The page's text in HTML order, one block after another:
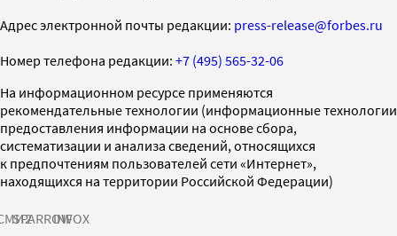
Адрес электронной почты редакции: press-release@forbes.ru
Номер телефона редакции: +7 (495) 565-32-06
На информационном ресурсе применяются
рекомендательные технологии (информационные технологии
предоставления информации на основе сбора,
систематизации и анализа сведений, относящихся
к предпочтениям пользователей сети «Интернет»,
находящихся на территории Российской Федерации)
SPARROWINFOX